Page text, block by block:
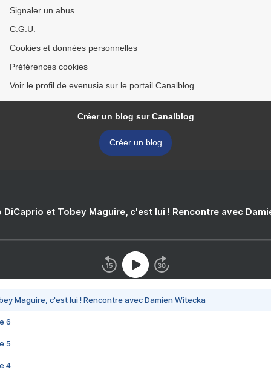
Signaler un abus
C.G.U.
Cookies et données personnelles
Préférences cookies
Voir le profil de evenusia sur le portail Canalblog
Créer un blog sur Canalblog
Créer un blog
DiCaprio et Tobey Maguire, c'est lui ! Rencontre avec
Maguire, c'est lui ! Rencontre avec Damien Witecka
6
5
4